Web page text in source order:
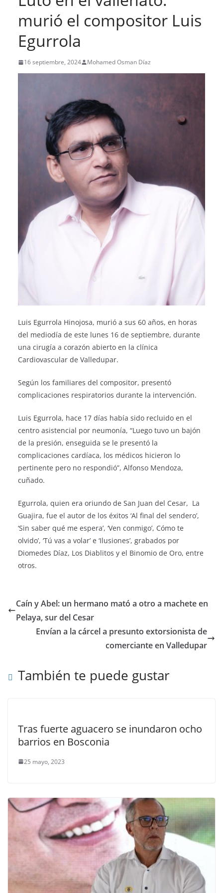
murió el compositor Luis
Egurrola
16 septiembre, 2024 Mohamed Osman Díaz
Luis Egurrola Hinojosa, murió a sus 60 años, en horas
del mediodía de este lunes 16 de septiembre, durante
una cirugía a corazón abierto en la clínica
Cardiovascular de Valledupar.
Según los familiares del compositor, presentó
complicaciones respiratorios durante la intervención.
Luis Egurrola, hace 17 días había sido recluido en el
centro asistencial por neumonía, “Luego tuvo un bajón
de la presión, enseguida se le presentó la
complicaciones cardíaca, los médicos hicieron lo
pertinente pero no respondió”, Alfonso Mendoza,
cuñado.
Egurrola, quien era oriundo de San Juan del Cesar, La
Guajira, fue el autor de los éxitos ‘Al final del sendero’,
‘Sin saber qué me espera’, ‘Ven conmigo’, Cómo te
olvido’, ‘Tú vas a volar’ e ‘Ilusiones’, grabados por
Diomedes Díaz, Los Diablitos y el Binomio de Oro, entre
otros.
Caín y Abel: un hermano mató a otro a machete en
Pelaya, sur del Cesar
Envían a la cárcel a presunto extorsionista de
comerciante en Valledupar
También te puede gustar
Tras fuerte aguacero se inundaron ocho
barrios en Bosconia
25 mayo, 2023